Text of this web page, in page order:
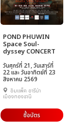
POND PHUWIN
Space Soul-
dyssey CONCERT
วันศุกร์ที่ 21, วันเสาร์ที่
22 และ วันอาทิตย์ที่ 23
สิงหาคม 2569
อิมแพ็ค อารีน่า
เมืองทองธานี
ซื้อบัตร